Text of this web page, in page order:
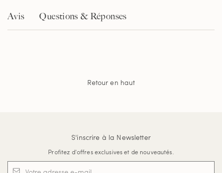
Avis Questions & Réponses
Retour en haut
S'inscrire à la Newsletter
Profitez d'offres exclusives et de nouveautés.